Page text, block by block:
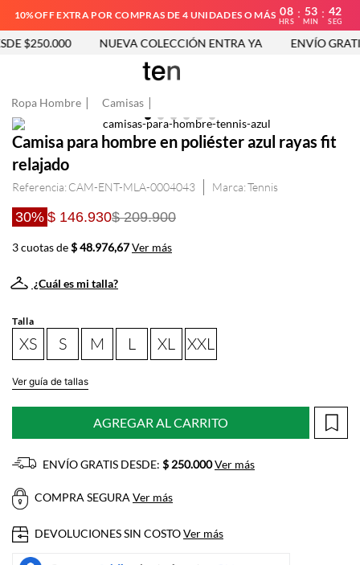
10%OFF EXTRA POR COMPRAS DE 4 UNIDADES O MÁS 08
HRS
: 53
MIN
: 42
SEG
$250.000 NUEVA COLECCIÓN ENTRA YA ENVÍO
Ropa Hombre Camisas
Camisa para hombre en poliéster azul rayas fit
relajado
Referencia: CAM-ENT-MLA-0004043 Tennis
30% $ 146.930$ 209.900
3 cuotas de$ 48.976,67Ver más
¿Cuál es mi talla?
Talla
XS S M L XL XXL
Ver guía de tallas
AGREGAR AL CARRITO
ENVÍO GRATIS DESDE: $ 250.000Ver más
COMPRA SEGURA Ver más
DEVOLUCIONES SIN COSTOVer más